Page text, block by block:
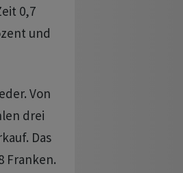
0,7
und
Von
drei
Das
Franken.